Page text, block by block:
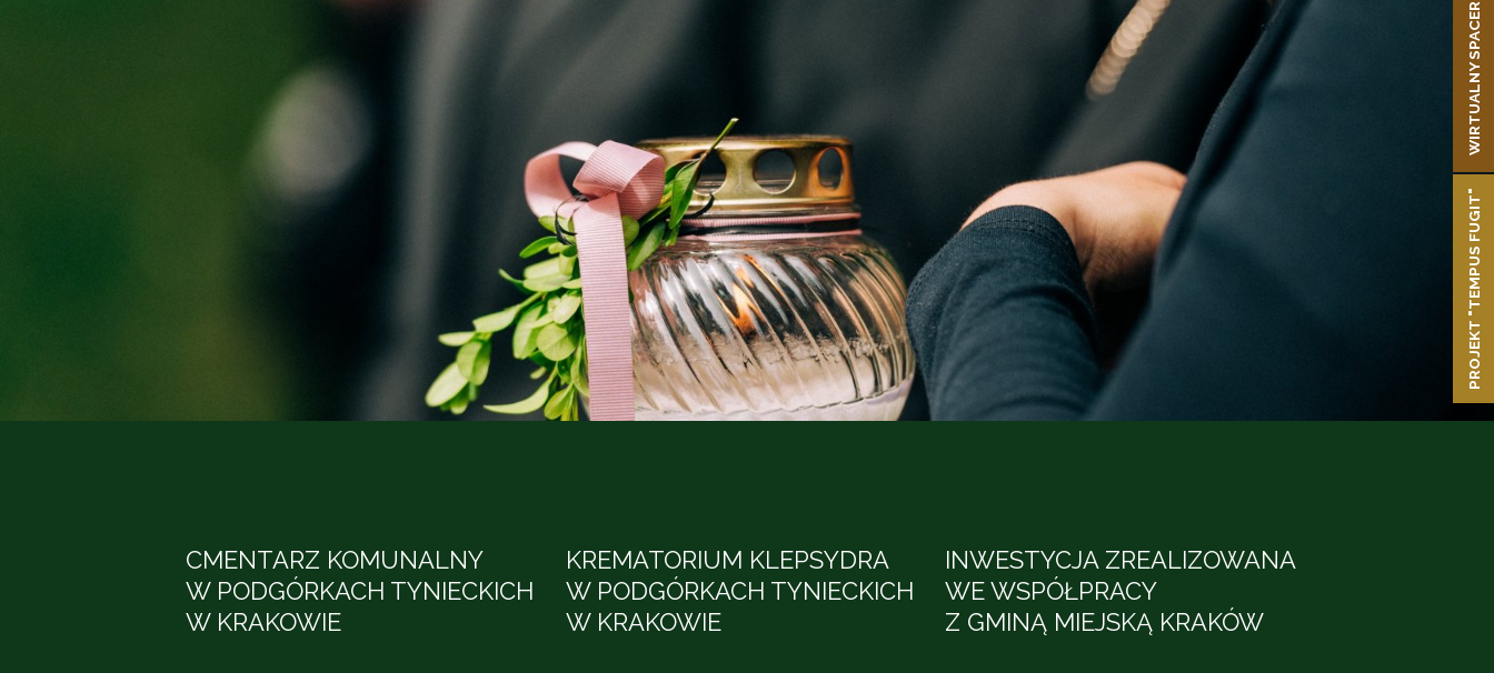
CMENTARZ KOMUNALNY
W PODGÓRKACH TYNIECKICH
W KRAKOWIE
KREMATORIUM KLEPSYDRA
W PODGÓRKACH TYNIECKICH
W KRAKOWIE
INWESTYCJA ZREALIZOWANA
WE WSPÓŁPRACY
Z GMINĄ MIEJSKĄ KRAKÓW
PROJEKT "TEMPUS FUGIT"
WIRTUALNY SPACER